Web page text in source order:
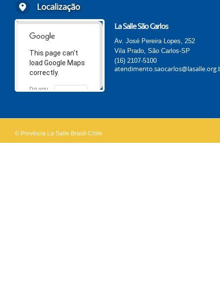
Localização
This page can't
load Google Maps
correctly.
Do you
OK
La Salle São Carlos
Av. José Pereira Lopes, 252
Vila Prado, São Carlos-SP
(16) 2107-5100
© Província La Salle Brasil-Chile